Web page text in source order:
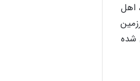
اهل
شده